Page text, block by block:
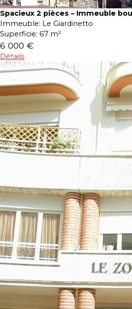
Spacieux 2 pièces – Immeuble
Immeuble: Le Giardinetto
Superficie: 67 m²
6 000 €
Détails